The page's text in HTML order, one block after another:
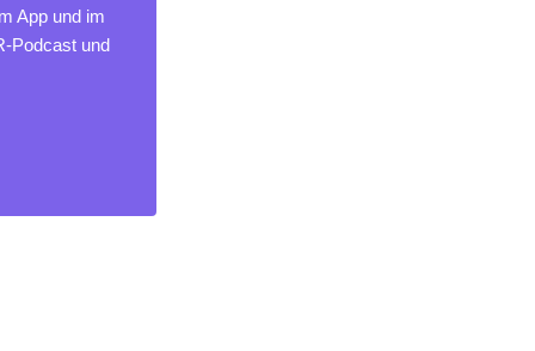
App und im
Podcast und